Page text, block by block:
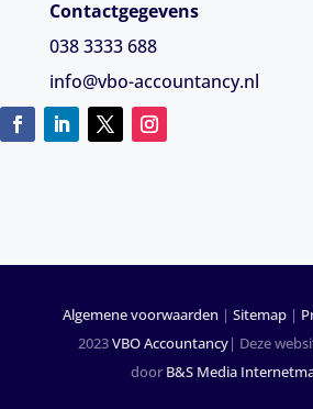
Contactgegevens
038 3333 688
info@vbo-accountancy.nl
Algemene voorwaarden |Sitemap |
2023VBO Accountancy| Deze
door B&S Media